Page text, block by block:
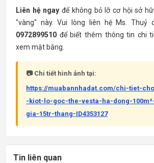
Liên hệ ngay để không bỏ lỡ cơ hội sở
"vàng" này. Vui lòng liên hệ Ms. Thuỷ
0972899510 để biết thêm thông tin chi
xem mặt bằng.
📷 Chi tiết hình ảnh tại:
https://muabannhadat.com/chi-tiet-
-kiot-lo-goc-the-vesta-ha-dong-
gia-15tr-thang-ID4353127
Tin liên quan